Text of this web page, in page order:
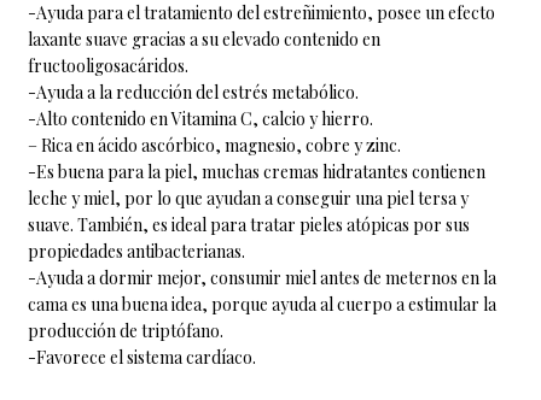
-Ayuda para el tratamiento del estreñimiento, posee un efecto
laxante suave gracias a su elevado contenido en
fructooligosacáridos.
-Ayuda a la reducción del estrés metabólico.
-Alto contenido en Vitamina C, calcio y hierro.
– Rica en ácido ascórbico, magnesio, cobre y zinc.
-Es buena para la piel, muchas cremas hidratantes contienen
leche y miel, por lo que ayudan a conseguir una piel tersa y
suave. También, es ideal para tratar pieles atópicas por sus
propiedades antibacterianas.
-Ayuda a dormir mejor, consumir miel antes de meternos en la
cama es una buena idea, porque ayuda al cuerpo a estimular la
producción de triptófano.
-Favorece el sistema cardíaco.